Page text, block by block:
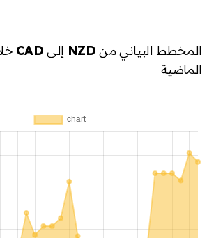
المخطط البياني من NZD إلى CAD
الماضية